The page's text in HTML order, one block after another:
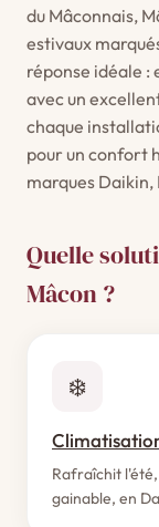
du Mâconnais,
estivaux
réponse idéale
avec un
chaque
pour un confort
marques
Quelle
Mâcon ?
❄️
Rafraîchit
gainable, en